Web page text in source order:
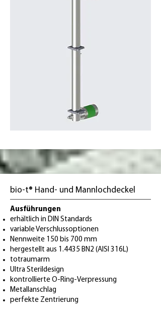
bio-t® Hand- und Mannlochdeckel
Ausführungen
erhältlich in DIN Standards
variable Verschlussoptionen
Nennweite 150 bis 700 mm
hergestellt aus 1.4435 BN2 (AISI 316L)
totraumarm
Ultra Sterildesign
kontrollierte O-Ring-Verpressung
Metallanschlag
perfekte Zentrierung